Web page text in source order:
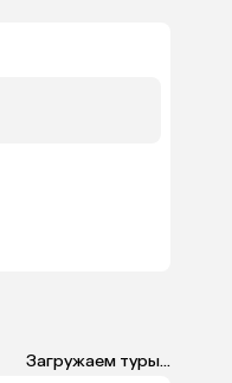
Загружаем туры...